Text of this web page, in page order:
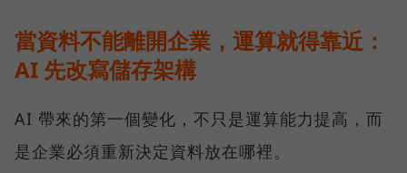
當資料不能離開企業，運算就得靠近：
AI 先改寫儲存架構
AI 帶來的第一個變化，不只是運算能力提高，而
是企業必須重新決定資料放在哪裡。